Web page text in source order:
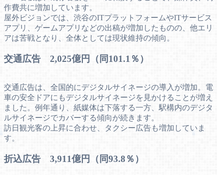
作費共に増加しています。
屋外ビジョンでは、渋谷のITプラットフォームやITサービス
アプリ、ゲームアプリなどの出稿が増加したものの、他エリ
アは苦戦となり、全体としては現状維持の傾向。
交通広告 2,025億円（同101.1％）
交通広告は、全国的にデジタルサイネージの導入が増加。電
車の安全ドアにもデジタルサイネージを見かけることが増え
ました。例年通り、紙媒体は下落する一方、駅構内のデジタ
ルサイネージでカバーする傾向が続きます。
訪日観光客の上昇に合わせ、タクシー広告も増加していま
す。
折込広告 3,911億円（同93.8％）